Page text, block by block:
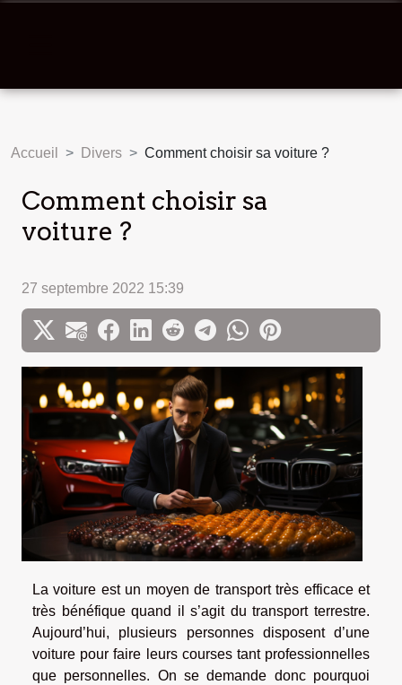
Accueil Divers Comment choisir sa voiture ?
Comment choisir sa
voiture ?
27 septembre 2022 15:39
La voiture est un moyen de transport très efficace et
très bénéfique quand il s’agit du transport terrestre.
Aujourd’hui, plusieurs personnes disposent d’une
voiture pour faire leurs courses tant professionnelles
que personnelles. On se demande donc pourquoi